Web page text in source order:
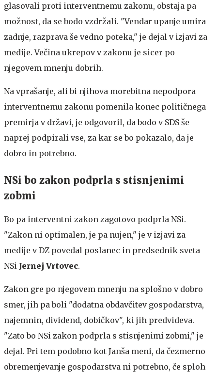
glasovali proti interventnemu zakonu, obstaja pa
možnost, da se bodo vzdržali. "Vendar upanje umira
zadnje, razprava še vedno poteka," je dejal v izjavi za
medije. Večina ukrepov v zakonu je sicer po
njegovem mnenju dobrih.
Na vprašanje, ali bi njihova morebitna nepodpora
interventnemu zakonu pomenila konec političnega
premirja v državi, je odgovoril, da bodo v SDS še
naprej podpirali vse, za kar se bo pokazalo, da je
dobro in potrebno.
NSi bo zakon podprla s stisnjenimi
zobmi
Bo pa interventni zakon zagotovo podprla NSi.
"Zakon ni optimalen, je pa nujen," je v izjavi za
medije v DZ povedal poslanec in predsednik sveta
NSi Jernej Vrtovec.
Zakon gre po njegovem mnenju na splošno v dobro
smer, jih pa boli "dodatna obdavčitev gospodarstva,
najemnin, dividend, dobičkov", ki jih predvideva.
"Zato bo NSi zakon podprla s stisnjenimi zobmi," je
dejal. Pri tem podobno kot Janša meni, da čezmerno
obremenjevanje gospodarstva ni potrebno, če sploh